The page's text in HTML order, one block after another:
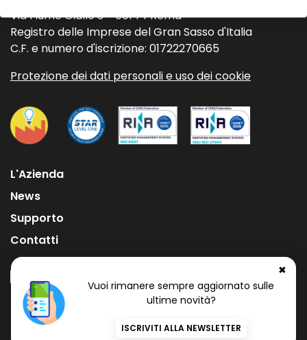
✖
Vuoi rimanere sempre aggiornato sulle
ultime novità?
ISCRIVITI ALLA NEWSLETTER
Via Fiume Giallo 3 - 00144 Roma
Registro delle Imprese del Gran Sasso d'Italia
C.F. e numero d'iscrizione: 01722270665
Protezione dei dati personali e uso dei cookie
L'Azienda
News
Supporto
Contatti
Numero Verde Gratuito
800 97 34 34